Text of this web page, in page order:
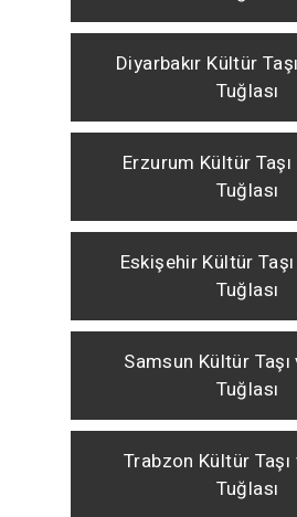
Diyarbakır Kültür
Tuğlası
Erzurum Kültür
Tuğlası
Eskişehir Kültür
Tuğlası
Samsun Kültür
Tuğlası
Trabzon Kültür
Tuğlası